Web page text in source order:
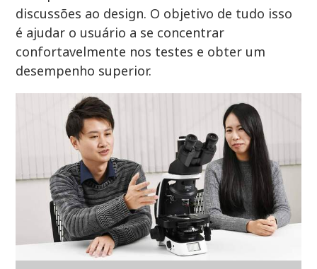
discussões ao design. O objetivo de tudo isso
é ajudar o usuário a se concentrar
confortavelmente nos testes e obter um
desempenho superior.